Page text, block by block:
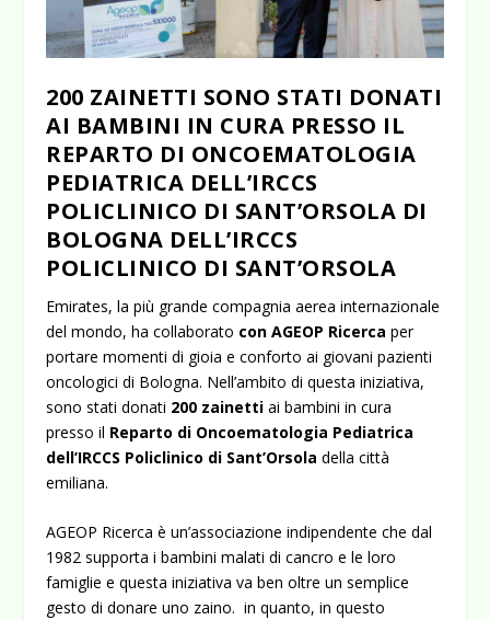
200 ZAINETTI SONO STATI DONATI
AI BAMBINI IN CURA PRESSO IL
REPARTO DI ONCOEMATOLOGIA
PEDIATRICA DELL’IRCCS
POLICLINICO DI SANT’ORSOLA DI
BOLOGNA DELL’IRCCS
POLICLINICO DI SANT’ORSOLA
Emirates, la più grande compagnia aerea internazionale
del mondo, ha collaborato con AGEOP Ricerca per
portare momenti di gioia e conforto ai giovani pazienti
oncologici di Bologna. Nell’ambito di questa iniziativa,
sono stati donati 200 zainetti ai bambini in cura
presso il Reparto di Oncoematologia Pediatrica
dell’IRCCS Policlinico di Sant’Orsoladella città
emiliana.
AGEOP Ricerca è un’associazione indipendente che dal
1982 supporta i bambini malati di cancro e le loro
famiglie e questa iniziativa va ben oltre un semplice
gesto di donare uno zaino. in quanto, in questo